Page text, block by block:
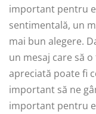
important pentru
sentimentală, un
mai bun alegere.
un mesaj care să
apreciată poate fi
important să ne
important pentru